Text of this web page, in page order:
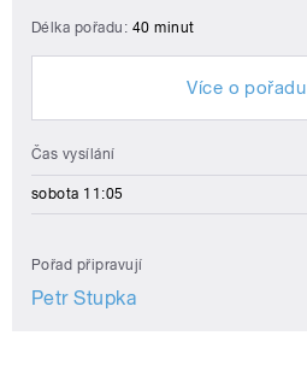
Délka pořadu: 40 minut
Více o pořadu
Čas vysílání
sobota 11:05
Pořad připravují
Petr Stupka